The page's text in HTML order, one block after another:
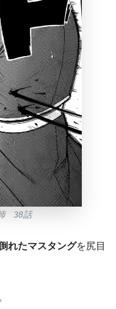
38話
れたマスタングを尻目